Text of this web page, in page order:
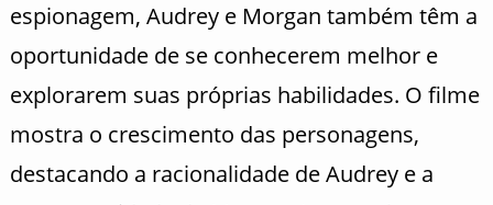
espionagem, Audrey e Morgan também têm a
oportunidade de se conhecerem melhor e
explorarem suas próprias habilidades. O filme
mostra o crescimento das personagens,
destacando a racionalidade de Audrey e a